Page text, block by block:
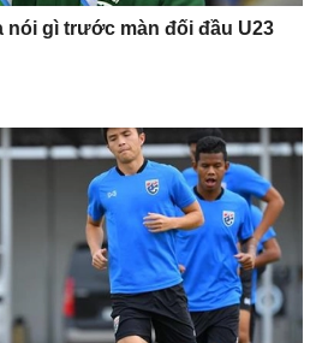
nói gì trước màn đối đầu U23